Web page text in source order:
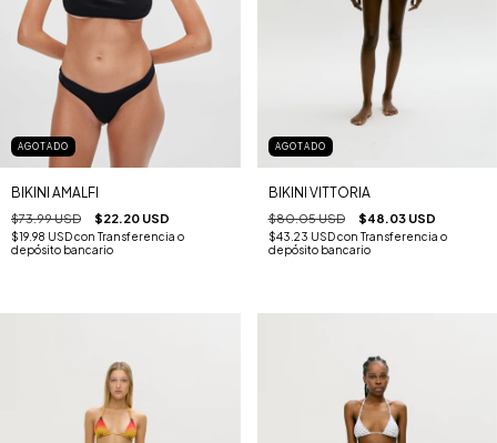
AGOTADO
BIKINI AMALFI
$73.99 USD $22.20 USD
$19.98 USDcon Transferencia o
depósito bancario
AGOTADO
BIKINI VITTORIA
$80.05 USD $48.03 USD
$43.23 USDcon Transferencia o
depósito bancario